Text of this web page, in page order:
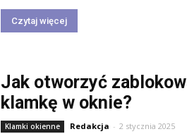
Czytaj więcej
Jak otworzyć
klamkę w oknie?
Klamki okienne Redakcja - 2 stycznia 2025